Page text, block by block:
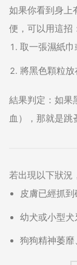
如果你看到身上
便，可以用這招
取一張濕紙巾
將黑色顆粒放
結果判定： 如果
血），那就是跳
若出現以下狀況
皮膚已經抓到
幼犬或小型犬
狗狗精神萎靡